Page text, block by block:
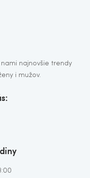
najnovšie trendy
i mužov.